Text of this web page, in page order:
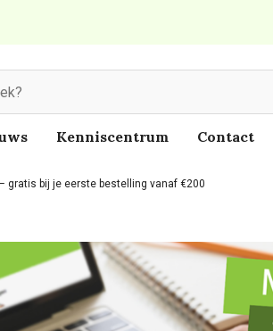
Kenniscentrum Contact
gratis bij je eerste bestelling vanaf €200